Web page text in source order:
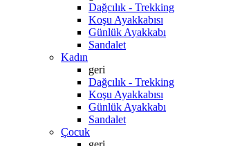
Dağcılık - Trekking
Koşu Ayakkabısı
Günlük Ayakkabı
Sandalet
Kadın
geri
Dağcılık - Trekking
Koşu Ayakkabısı
Günlük Ayakkabı
Sandalet
Çocuk